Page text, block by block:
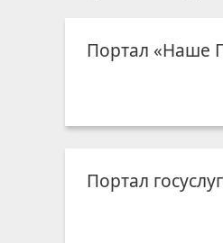
Портал «Наше
Портал госуслуг